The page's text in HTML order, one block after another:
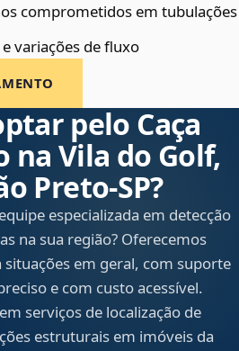
comprometidos em tubulações
variações de fluxo
pelo Caça
na Vila do Golf,
Preto‑SP?
especializada em detecção
na sua região? Oferecemos
em geral, com suporte
e com custo acessível.
serviços de localização de
estruturais em imóveis da